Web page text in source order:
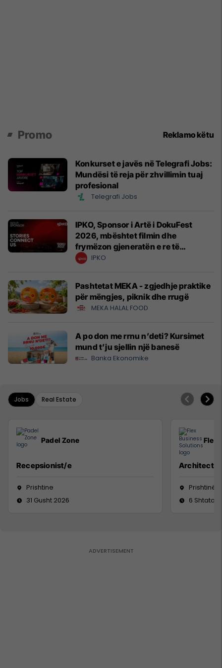
Promo Reklamo këtu
Konkurset e javës në Telegrafi Jobs:
Mundësi të reja për zhvillimin tuaj
profesional
Telegrafi Jobs
IPKO, Sponsor i Artë i DokuFest
2026, mbështet filmin dhe
frymëzon gjeneratën e re të
krijuesve
IPKO
Pashtetat MEKA - zgjedhje praktike
për mëngjes, piknik dhe rrugë
MEKA HALAL FOOD
A po don me rrnu n’deti? Kursimet
mund t’ju sjellin një banesë
Banka Ekonomike
Jobs Real Estate
Padel Zone
Recepsionist/e
Prishtine
31 Gusht 2026
Flex
Architect
Prishtinë
6 Shtator